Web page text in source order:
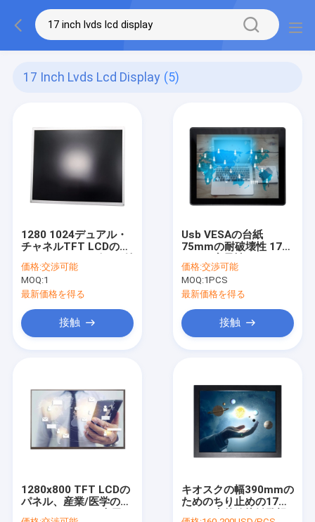
17 Inch Lvds Lcd Display (5)
1280 1024デュアル・
チャネルTFT LCDのパ
いているインチLVDS
LCDの表示
価格:交渉可能
MOQ:1
最新価格を得る
接触
Usb VESAの台紙
75mmの耐破壊性 17イ
タッチ画面
価格:交渉可能
MOQ:1PCS
最新価格を得る
接触
1280x800 TFT LCDの
パネル、産業/医学の
キオスクの幅390mmの
ためのちり止めの17イ